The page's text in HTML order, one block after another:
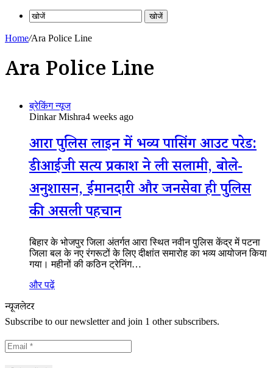
खोजें
Home/Ara Police Line
Ara Police Line
ब्रेकिंग न्यूज
Dinkar Mishra4 weeks ago
आरा पुलिस लाइन में भव्य पासिंग आउट परेड:
डीआईजी सत्य प्रकाश ने ली सलामी, बोले-
अनुशासन, ईमानदारी और जनसेवा ही पुलिस
की असली पहचान
बिहार के भोजपुर जिला अंतर्गत आरा स्थित नवीन पुलिस केंद्र में पटना
जिला बल के नए रंगरूटों के लिए दीक्षांत समारोह का भव्य आयोजन किया
गया। महीनों की कठिन ट्रेनिंग…
और पढ़ें
न्यूजलेटर
Subscribe to our newsletter and join 1 other subscribers.